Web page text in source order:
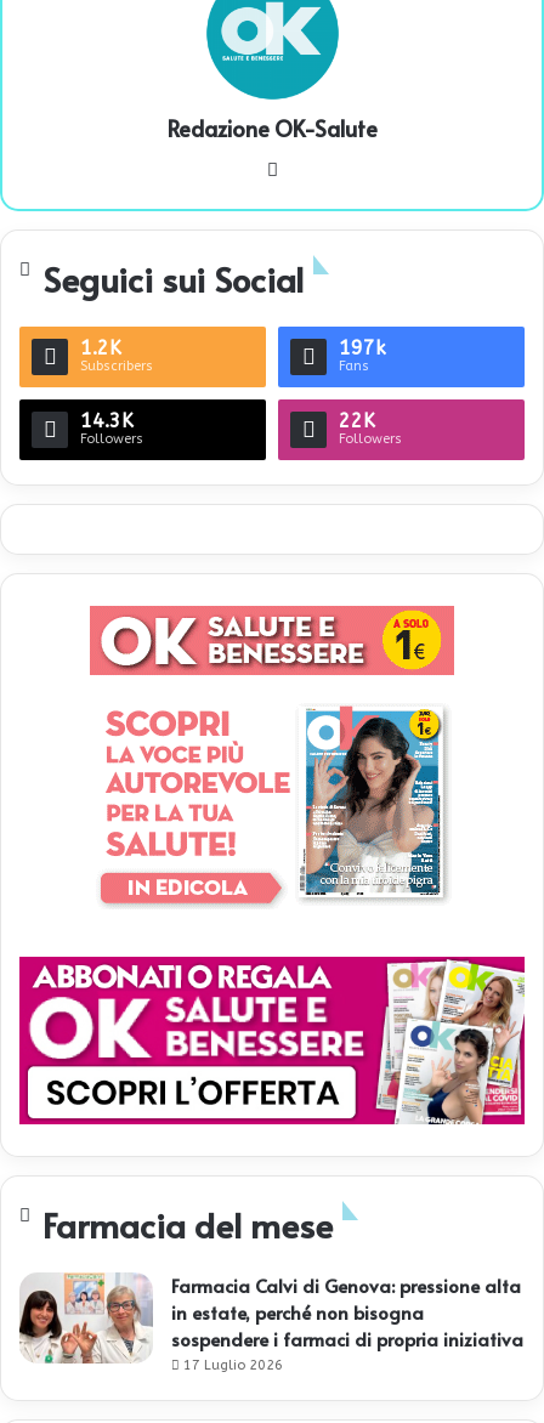
Redazione OK-Salute
te
Seguici sui Social
1.2K
Subscribers
197k
Fans
14.3K
Followers
22K
Followers
Farmacia del mese
Farmacia Calvi di Genova: pressione alta
in estate, perché non bisogna
sospendere i farmaci di propria iniziativa
17 Luglio 2026